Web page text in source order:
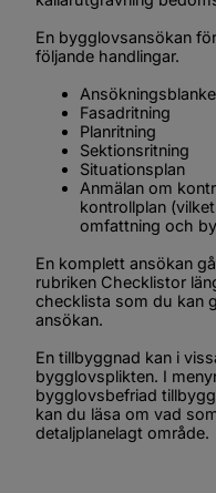
En bygglovsansökan
följande handlingar.
Fasadritning
Planritning
Sektionsritning
Situationsplan
Anmälan om
kontrollplan
omfattning och
En komplett ansökan
rubriken Checklistor
checklista som du kan
ansökan.
En tillbyggnad kan i
bygglovsplikten. I
bygglovsbefriad
kan du läsa om vad
detaljplanelagt område.